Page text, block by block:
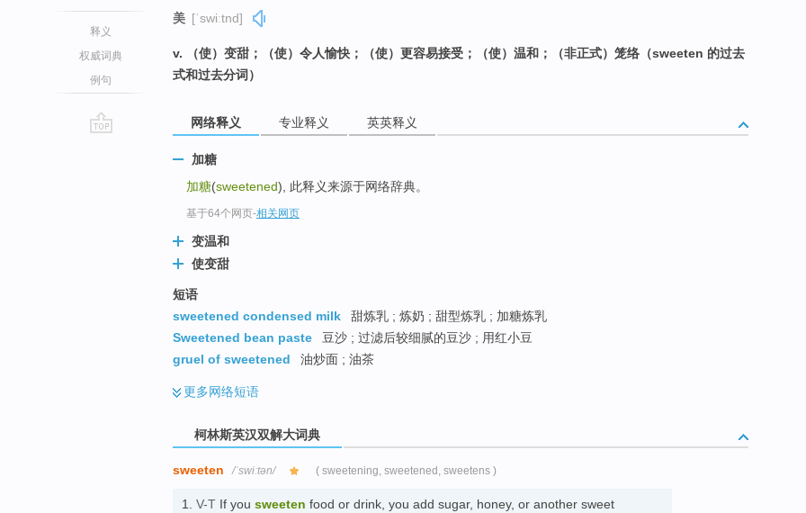
释义
权威词典
例句
美 [ˈswiːtnd]
v. （使）变甜；（使）令人愉快；（使）更容易接受；（使）温和；（非正式）笼络（sweeten 的过去
式和过去分词）
网络释义 专业释义 英英释义
加糖
加糖(sweetened), 此释义来源于网络辞典。
基于64个网页-相关网页
变温和
使变甜
短语
sweetened condensed milk
甜炼乳 ; 炼奶 ; 甜型炼乳 ; 加糖炼乳
Sweetened bean paste
豆沙 ; 过滤后较细腻的豆沙 ; 用红小豆
gruel of sweetened
油炒面 ; 油茶
更多网络短语
柯林斯英汉双解大词典
sweeten /ˈswiːtən/ ( sweetening, sweetened, sweetens )
1. V-T If you sweeten food or drink, you add sugar, honey, or another sweet